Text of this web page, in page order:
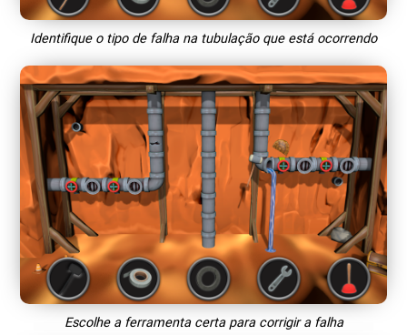
Identifique o tipo de falha na tubulação que está ocorrendo
Escolhe a ferramenta certa para corrigir a falha